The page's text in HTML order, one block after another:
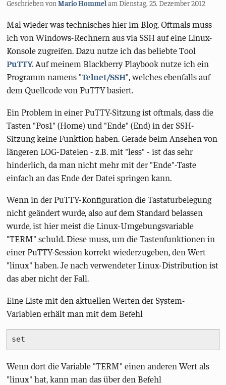
Geschrieben vonMario HommelamDienstag, 25. Dezember 2012
Mal wieder was technisches hier im Blog. Oftmals muss
ich von Windows-Rechnern aus via SSH auf eine Linux-
Konsole zugreifen. Dazu nutze ich das beliebte Tool
PuTTY. Auf meinem Blackberry Playbook nutze ich ein
Programm namens "Telnet/SSH", welches ebenfalls auf
dem Quellcode von PuTTY basiert.
Ein Problem in einer PuTTY-Sitzung ist oftmals, dass die
Tasten "Pos1" (Home) und "Ende" (End) in der SSH-
Sitzung keine Funktion haben. Gerade beim Ansehen von
längeren LOG-Dateien - z.B. mit "less" - ist das sehr
hinderlich, da man nicht mehr mit der "Ende"-Taste
einfach an das Ende der Datei springen kann.
Wenn in der PuTTY-Konfiguration die Tastaturbelegung
nicht geändert wurde, also auf dem Standard belassen
wurde, ist hier meist die Linux-Umgebungsvariable
"TERM" schuld. Diese muss, um die Tastenfunktionen in
einer PuTTY-Session korrekt wiederzugeben, den Wert
"linux" haben. Je nach verwendeter Linux-Distribution ist
das aber nicht der Fall.
Eine Liste mit den aktuellen Werten der System-
Variablen erhält man mit dem Befehl
set
Wenn dort die Variable "TERM" einen anderen Wert als
"linux" hat, kann man das über den Befehl